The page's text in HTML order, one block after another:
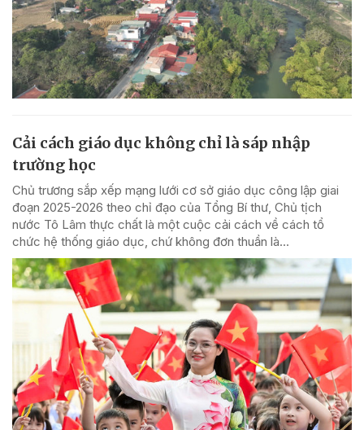
Cải cách giáo dục không chỉ là sáp nhập
trường học
Chủ trương sắp xếp mạng lưới cơ sở giáo dục công lập giai
đoạn 2025-2026 theo chỉ đạo của Tổng Bí thư, Chủ tịch
nước Tô Lâm thực chất là một cuộc cải cách về cách tổ
chức hệ thống giáo dục, chứ không đơn thuần là...